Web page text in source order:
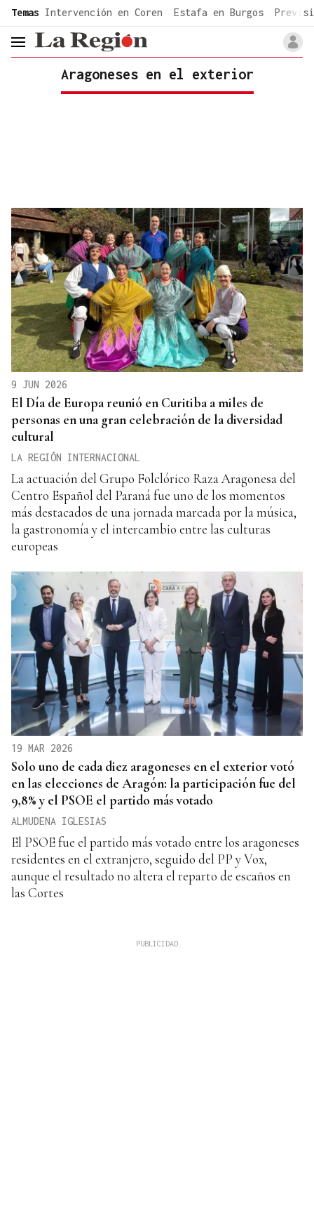
common.go-to-content
Temas Intervención en Coren Estafa en Burgos
header.menu.open
Aragoneses en el exterior
9 JUN 2026
El Día de Europa reunió en Curitiba a miles de
personas en una gran celebración de la diversidad
cultural
LA REGIÓN INTERNACIONAL
La actuación del Grupo Folclórico Raza Aragonesa del
Centro Español del Paraná fue uno de los momentos
más destacados de una jornada marcada por la música,
la gastronomía y el intercambio entre las culturas
europeas
19 MAR 2026
Solo uno de cada diez aragoneses en el exterior votó
en las elecciones de Aragón: la participación fue del
9,8% y el PSOE el partido más votado
ALMUDENA IGLESIAS
El PSOE fue el partido más votado entre los aragoneses
residentes en el extranjero, seguido del PP y Vox,
aunque el resultado no altera el reparto de escaños en
las Cortes